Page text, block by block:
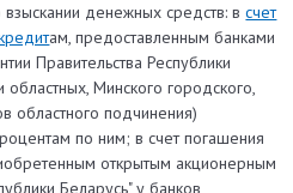
денежных средств: всчет
ам, предоставленным банками
Правительства Республики
областных, Минского городского,
областного подчинения)
по ним; в счет погашения
открытым акционерным
Беларусь" у банков